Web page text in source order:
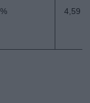
4,59